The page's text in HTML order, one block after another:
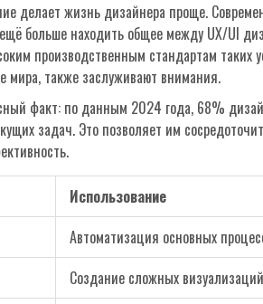
делает жизнь дизайнера проще.
больше находить общее между UX/UI
производственным стандартам таких
мира, также заслуживают внимания.
факт: по данным 2024 года, 68%
задач. Это позволяет им
Использование
Автоматизация основных
Создание сложных визуализаций